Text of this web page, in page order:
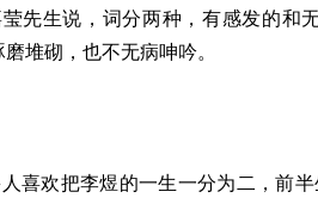
先生说，词分两种，有感发的和
堆砌，也不无病呻吟。
喜欢把李煜的一生一分为二，前